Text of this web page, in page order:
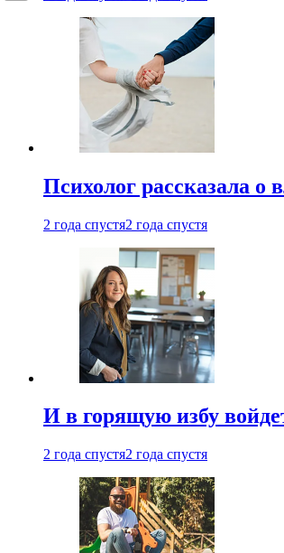
Психолог рассказала о
2 года спустя2 года спустя
И в горящую избу
2 года спустя2 года спустя